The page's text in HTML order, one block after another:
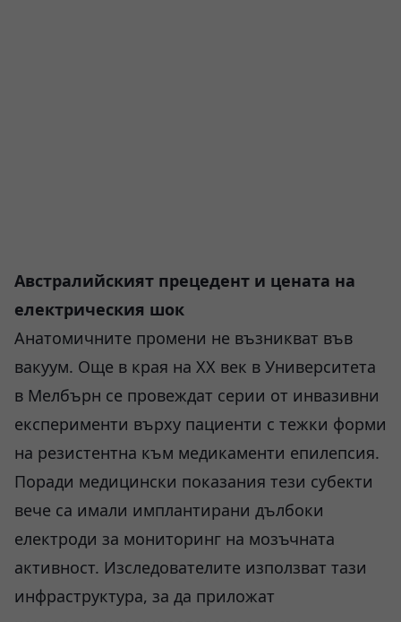
Австралийският прецедент и цената на
електрическия шок
Анатомичните промени не възникват във
вакуум. Още в края на ХХ век в Университета
в Мелбърн се провеждат серии от инвазивни
експерименти върху пациенти с тежки форми
на резистентна към медикаменти епилепсия.
Поради медицински показания тези субекти
вече са имали имплантирани дълбоки
електроди за мониторинг на мозъчната
активност. Изследователите използват тази
инфраструктура, за да приложат